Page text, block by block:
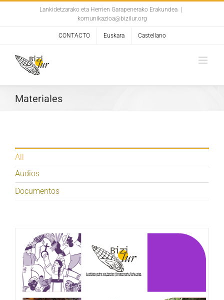
Lankidetzarako eta Herrien Garapenerako Erakundea
komunikazioa@bizilur.org
CONTACTO Euskara Castellano
Materiales
All
Audios
Documentos